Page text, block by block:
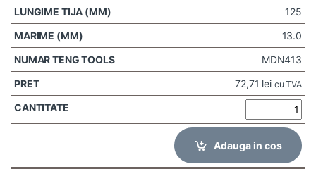
125
13.0
MDN413
72,71 lei cu TVA
Adauga in cos